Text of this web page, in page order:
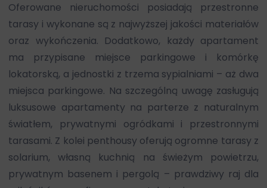
Oferowane nieruchomości posiadają przestronne
tarasy i wykonane są z najwyższej jakości materiałów
oraz wykończenia. Dodatkowo, każdy apartament
ma przypisane miejsce parkingowe i komórkę
lokatorską, a jednostki z trzema sypialniami – aż dwa
miejsca parkingowe. Na szczególną uwagę zasługują
luksusowe apartamenty na parterze z naturalnym
światłem, prywatnymi ogródkami i przestronnymi
tarasami. Z kolei penthousy oferują ogromne tarasy z
solarium, własną kuchnią na świeżym powietrzu,
prywatnym basenem i pergolą – prawdziwy raj dla